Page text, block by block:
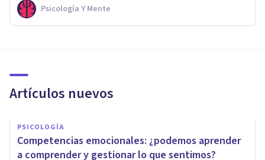
Psicología Y Mente
Artículos nuevos
PSICOLOGÍA
Competencias emocionales: ¿podemos aprender
a comprender y gestionar lo que sentimos?